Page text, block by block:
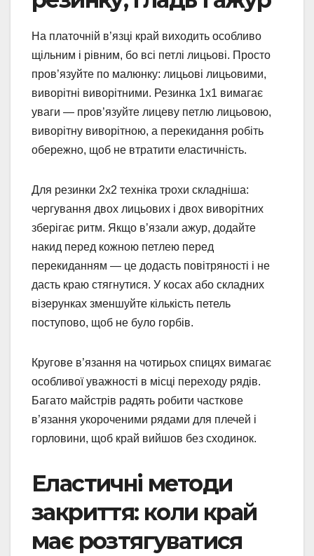
На платочній в’язці край виходить особливо
щільним і рівним, бо всі петлі лицьові. Просто
пров’язуйте по малюнку: лицьові лицьовими,
виворітні виворітними. Резинка 1х1 вимагає
уваги — пров’язуйте лицеву петлю лицьовою,
виворітну виворітною, а перекидання робіть
обережно, щоб не втратити еластичність.
Для резинки 2х2 техніка трохи складніша:
чергування двох лицьових і двох виворітних
зберігає ритм. Якщо в’язали ажур, додайте
накид перед кожною петлею перед
перекиданням — це додасть повітряності і не
дасть краю стягнутися. У косах або складних
візерунках зменшуйте кількість петель
поступово, щоб не було горбів.
Кругове в’язання на чотирьох спицях вимагає
особливої уважності в місці переходу рядів.
Багато майстрів радять робити часткове
в’язання укороченими рядами для плечей і
горловини, щоб край вийшов без сходинок.
Еластичні методи
закриття: коли край
має розтягуватися